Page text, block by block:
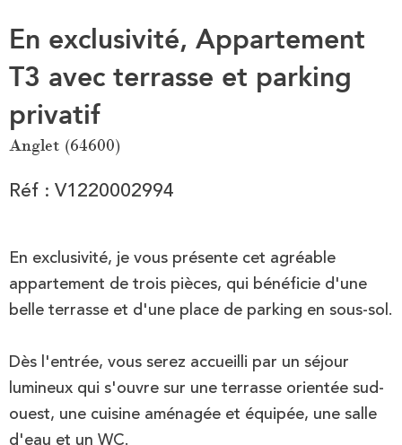
En exclusivité, Appartement
T3 avec terrasse et parking
privatif
Anglet (64600)
Réf : V1220002994
En exclusivité, je vous présente cet agréable
appartement de trois pièces, qui bénéficie d'une
belle terrasse et d'une place de parking en sous-sol.
Dès l'entrée, vous serez accueilli par un séjour
lumineux qui s'ouvre sur une terrasse orientée sud-
ouest, une cuisine aménagée et équipée, une salle
d'eau et un WC.